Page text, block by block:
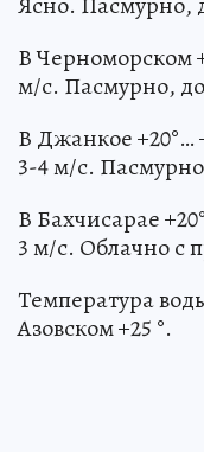
В Черноморском
м/с. Пасмурно,
В Джанкое +20°…
3-4 м/с.
В Бахчисарае
3 м/с. Облачно с
Температура
Азовском +25 °.